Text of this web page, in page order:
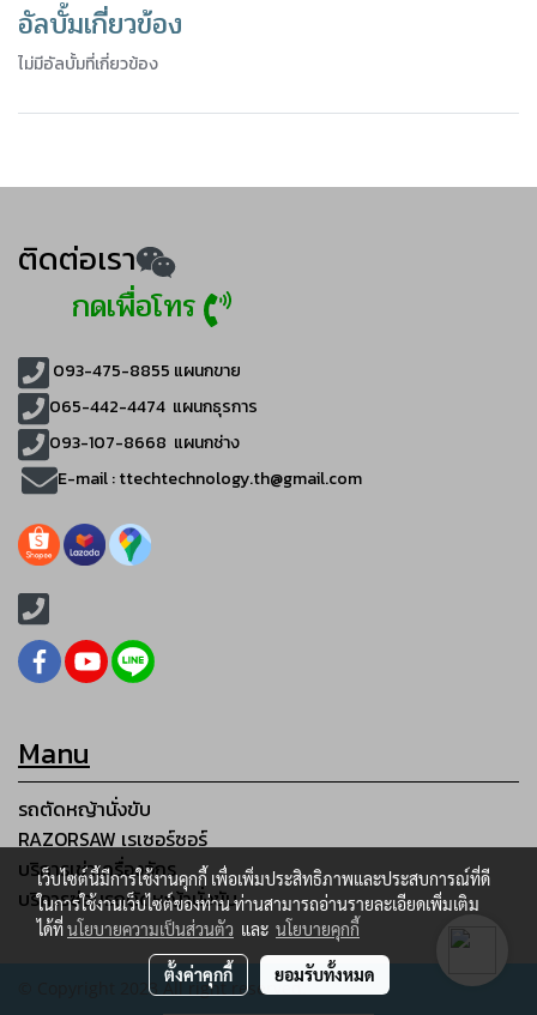
อัลบั้มเกี่ยวข้อง
ไม่มีอัลบั้มที่เกี่ยวข้อง
ติดต่อเรา
กดเพื่อโทร
093-475-8855 แผนกขาย
065-442-4474 แผนกธุรการ
093-107-8668 แผนกช่าง
E-mail :ttechtechnology.th@gmail.com
Manu
รถตัดหญ้านั่งขับ
RAZORSAW เรเซอร์ซอร์
บริการเช่าเครื่องจักร
บริการซ่อมรถตัดหญ้านั่งขับ
© Copyright 2023 All right reserved.
เว็บไซต์นี้มีการใช้งานคุกกี้ เพื่อเพิ่มประสิทธิภาพและประสบการณ์ที่ดี
ในการใช้งานเว็บไซต์ของท่าน ท่านสามารถอ่านรายละเอียดเพิ่มเติม
ได้ที่นโยบายความเป็นส่วนตัว และ นโยบายคุกกี้
ตั้งค่าคุกกี้ ยอมรับทั้งหมด